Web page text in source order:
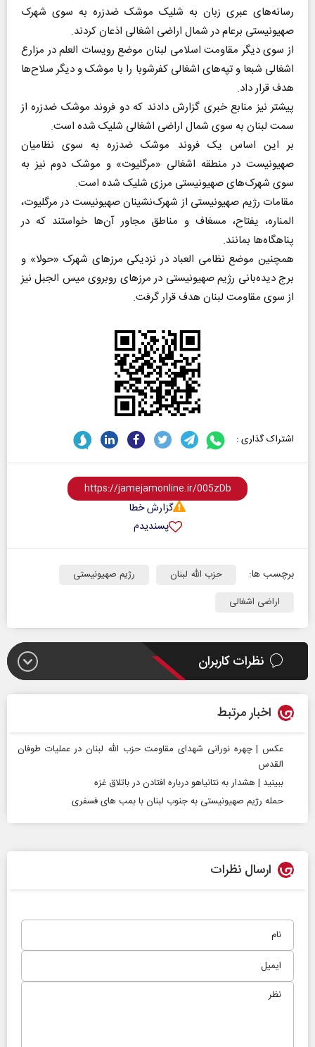
رسانه‌های عبری زبان به شلیک موشک ضدزره به سوی شهرک
صهیونیستی برعام در شمال اراضی اشغالی اذعان کردند.
از سوی دیگر مقاومت اسلامی لبنان موضع رویسات العلم در مزارع
اشغالی شبعا و تپه‌های اشغالی کفرشوبا را با موشک و دیگر سلاح‌ها
هدف قرار داد.
پیشتر نیز منابع خبری گزارش دادند که دو فروند موشک ضدزره از
سمت لبنان به سوی شمال اراضی اشغالی شلیک شده است.
بر این اساس یک فروند موشک ضدزره به سوی نظامیان
صهیونیست در منطقه اشغالی «مرگلیوت» و موشک دوم نیز به
سوی شهرک‌های صهیونیستی مرزی شلیک شده است.
مقامات رژیم صهیونیستی از شهرک‌نشینان صهیونیست در مرگلیوت،
المناره، یفتاح، مسغاف و مناطق مجاور آن‌ها خواستند که در
پناهگاه‌ها بمانند.
همچنین موضع نظامی العباد در نزدیکی مرزهای شهرک «حولا» و
برج دیده‌بانی رژیم صهیونیستی در مرزهای روبروی میس الجبل نیز
از سوی مقاومت لبنان هدف قرار گرفت.
اشتراک گذاری :
گزارش خطا
پسندیدم
برچسب ها: حزب‌ الله لبنان
رژیم صهیونیستی
اراضی اشغالی
نظرات کاربران
اخبار مرتبط
عکس | چهره نورانی شهدای مقاومت حزب الله لبنان در عملیات طوفان
القدس
ببینید | هشدار به نتانیاهو درباره افتادن در باتلاق غزه
حمله رژیم صهیونیستی به جنوب لبنان با بمب‌ های فسفری
ارسال نظرات